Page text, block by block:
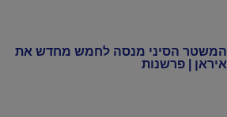
המשטר הסיני מנסה לחמש מחדש את
איראן | פרשנות